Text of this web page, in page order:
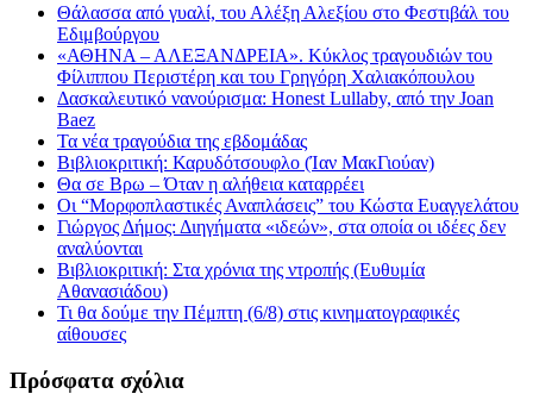
Θάλασσα από γυαλί, του Αλέξη Αλεξίου στο Φεστιβάλ του
Εδιμβούργου
«ΑΘΗΝΑ – ΑΛΕΞΑΝΔΡΕΙΑ». Κύκλος τραγουδιών του
Φίλιππου Περιστέρη και του Γρηγόρη Χαλιακόπουλου
Δασκαλευτικό νανούρισμα: Honest Lullaby, από την Joan
Baez
Τα νέα τραγούδια της εβδομάδας
Βιβλιοκριτική: Καρυδότσουφλο (Ίαν ΜακΓιούαν)
Θα σε Βρω – Όταν η αλήθεια καταρρέει
Οι “Μορφοπλαστικές Αναπλάσεις” του Κώστα Ευαγγελάτου
Γιώργος Δήμος: Διηγήματα «ιδεών», στα οποία οι ιδέες δεν
αναλύονται
Βιβλιοκριτική: Στα χρόνια της ντροπής (Ευθυμία
Αθανασιάδου)
Τι θα δούμε την Πέμπτη (6/8) στις κινηματογραφικές
αίθουσες
Πρόσφατα σχόλια